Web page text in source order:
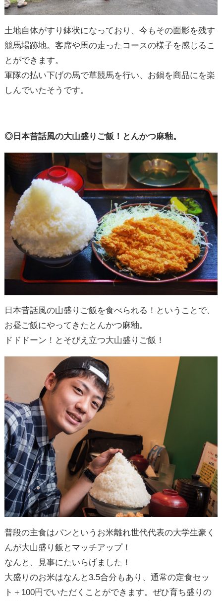
土地自体がすり鉢状になっており、今もその面影を残す
競馬場跡地。客席や馬の走ったコースの様子を感じるこ
とができます。
軍隊の払い下げの馬で草競馬を行い、お鍋を商品にを楽
しんでいたそうです。
◎日本昔話風の大山盛りご飯！とんかつ麻釉。
日本昔話風の山盛りご飯を食べられる！ということで、
お昼ご飯にやってきたとんかつ麻釉。
ドドドーン！とそびえ立つ大山盛りご飯！
普段の主食はパンというお米離れ世代代表の大学生豪く
んが大山盛り飯とマッチアップ！
なんと、見事にたいらげました！
大盛りのお米はなんと3.5合分もあり、通常の定食セッ
ト＋100円でいただくことができます。ぜひ育ち盛りの